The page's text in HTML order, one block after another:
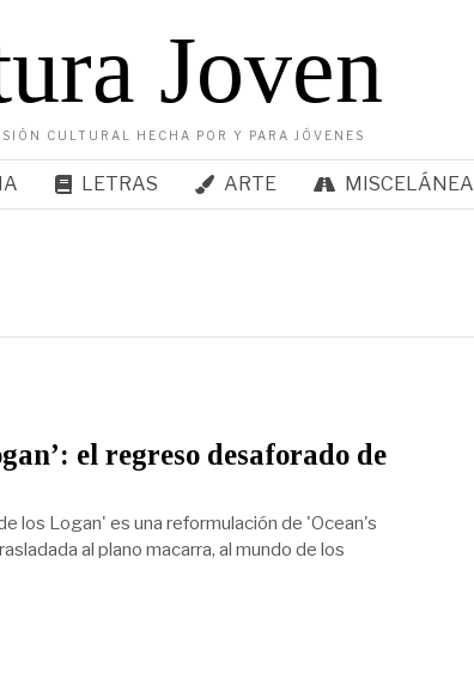
Joven
CULTURAL HECHA POR Y PARA JÓVENES
LETRAS ARTE MISCELÁNEA
el regreso desaforado de
los Logan' es una reformulación de 'Ocean's
al plano macarra, al mundo de los